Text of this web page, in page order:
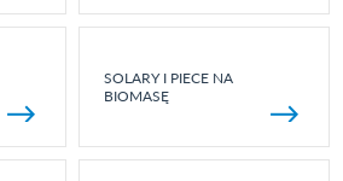
SOLARY I PIECE NA
BIOMASĘ